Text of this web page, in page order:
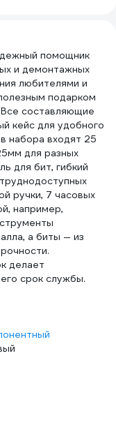
помощник
и демонтажных
любителями и
подарком
составляющие
кейс для удобного
набора входят 25
для разных
для бит, гибкий
ручки, 7 часовых
например,
а биты — из
делает
срок службы.